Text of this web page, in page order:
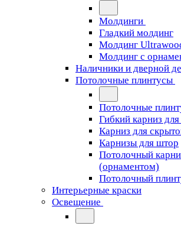
Молдинги
Гладкий молдинг
Молдинг
Молдинг с
Наличники и дверной
Потолочные плинтусы
Потолочные
Гибкий карниз
Карниз для
Карнизы для штор
Потолочный
(орнаментом)
Потолочный
Интерьерные краски
Освещение